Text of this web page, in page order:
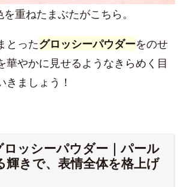
重ねたまぶたがこちら。
とったグロッシーパウダーをのせ
華やかに見せるようなきらめく目
きましょう！
ッシーパウダー｜パール
輝きで、表情全体を格上げ